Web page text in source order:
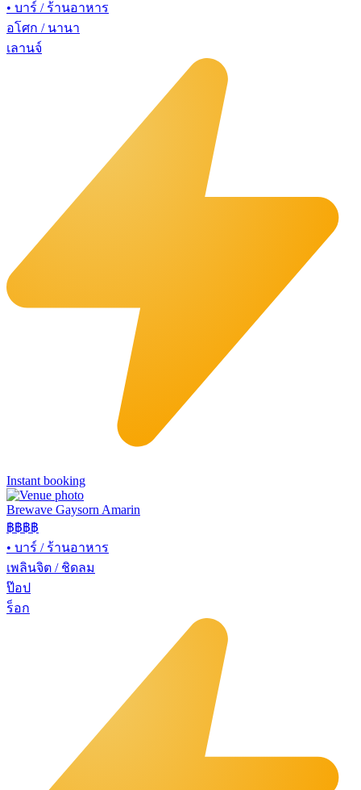
• บาร์ / ร้านอาหาร
อโศก / นานา
เลานจ์
Instant booking
Brewave Gaysorn Amarin
฿฿฿฿
• บาร์ / ร้านอาหาร
เพลินจิต / ชิดลม
ป๊อป
ร็อก